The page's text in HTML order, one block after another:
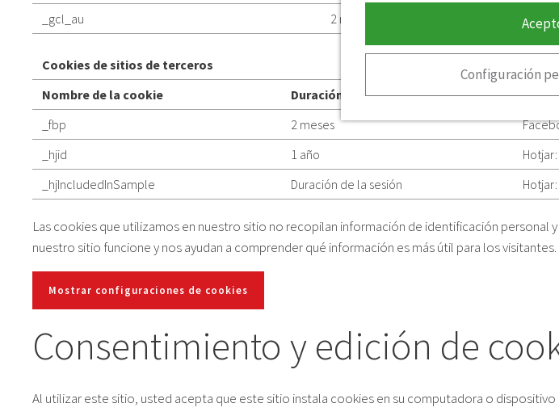
_gcl_au
2 meses Comprender
Cookies de sitios de terceros
Nombre de la cookie
Duración
_fbp
2 meses
_hjid
1 año
_hjIncludedInSample
Duración de la sesión
Las cookies que utilizamos en nuestro sitio no recopilan información de identificación
nuestro sitio funcione y nos ayudan a comprender qué información es más útil para los visitantes.
Mostrar configuraciones de cookies
Consentimiento y edición de
Al utilizar este sitio, usted acepta que este sitio instala cookies en su computadora o dispositivo
Configuración